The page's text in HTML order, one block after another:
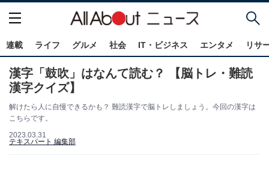
連載 ライフ グルメ 社会 IT・ビジネス エンタメ リサ
漢字「鼓吹」はなんて読む？ 【脳トレ・難読
漢字クイズ】
解けたら人に自慢できるかも？ 難読漢字で脳トレしましょう。今回の漢字は
こちらです。
2023.03.31
テキスパート 編集部